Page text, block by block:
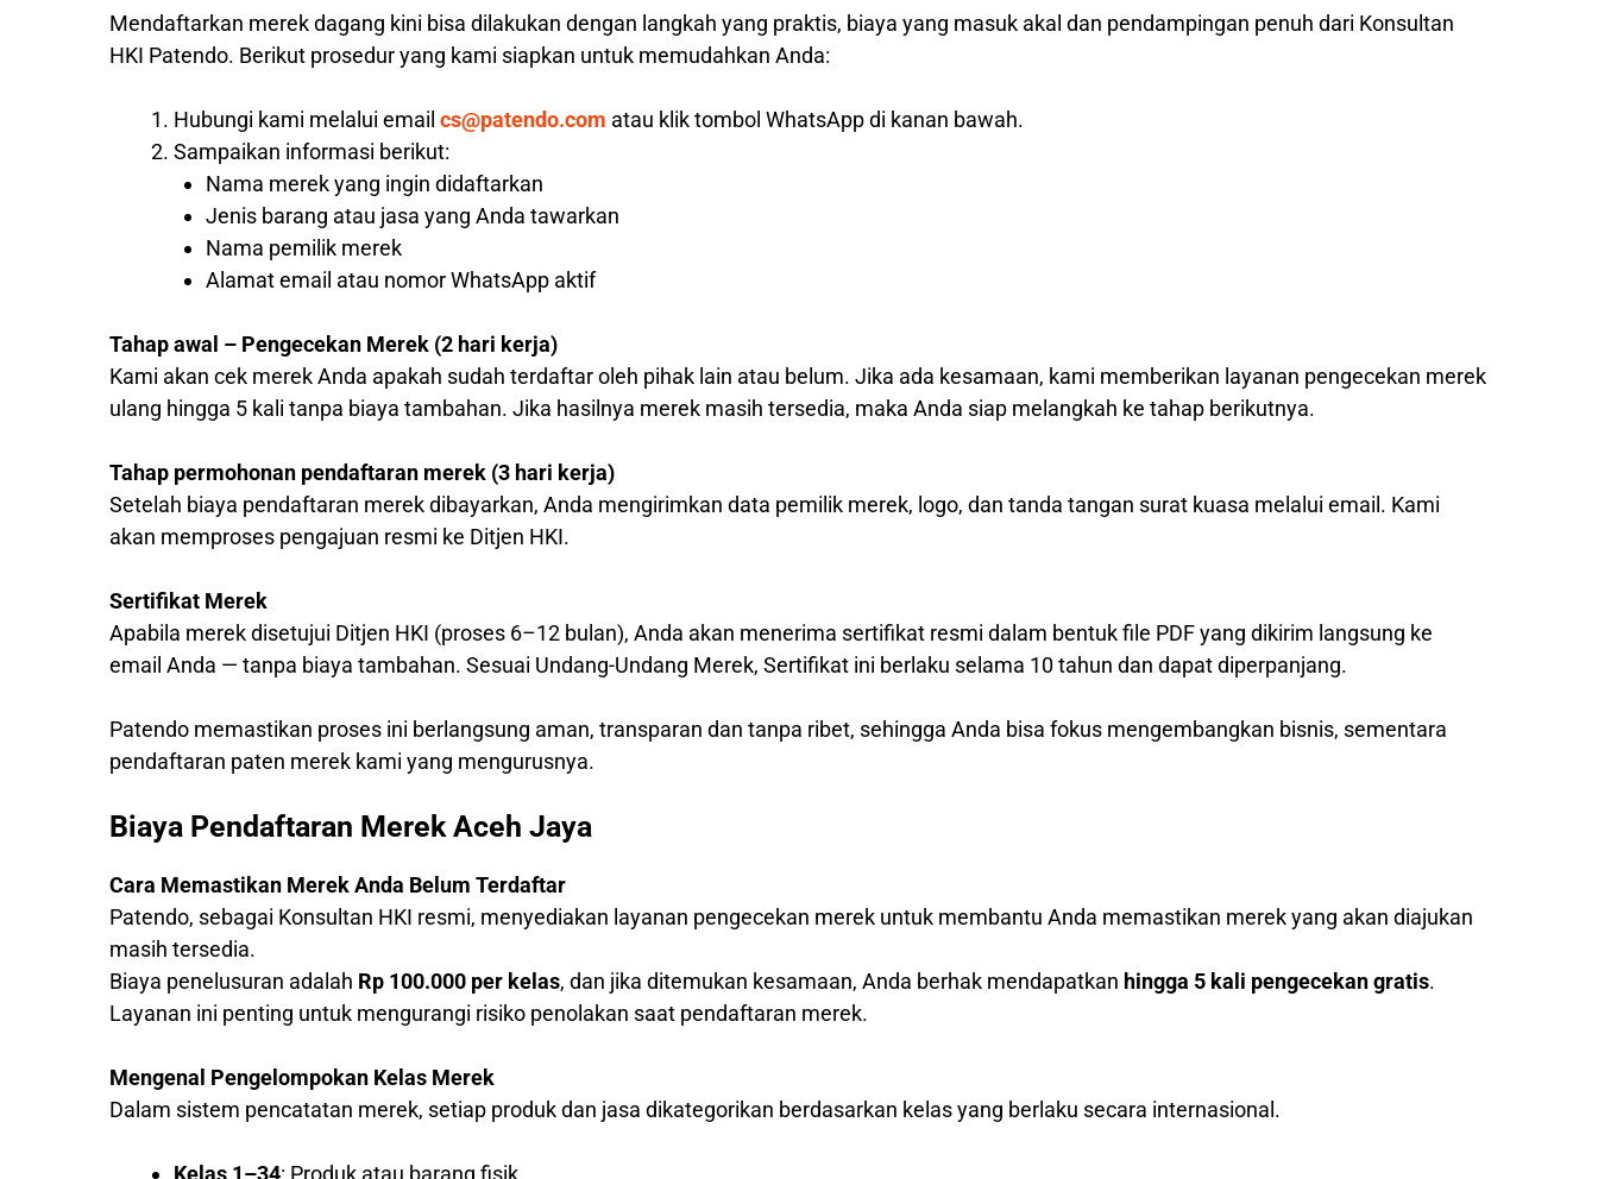
Mendaftarkan merek dagang kini bisa dilakukan dengan langkah yang praktis, biaya yang masuk akal dan pendampingan penuh dari Konsultan
HKI Patendo. Berikut prosedur yang kami siapkan untuk memudahkan Anda:
Hubungi kami melalui email cs@patendo.com atau klik tombol WhatsApp di kanan bawah.
Sampaikan informasi berikut:
Nama merek yang ingin didaftarkan
Jenis barang atau jasa yang Anda tawarkan
Nama pemilik merek
Alamat email atau nomor WhatsApp aktif
Tahap awal – Pengecekan Merek (2 hari kerja)
Kami akan cek merek Anda apakah sudah terdaftar oleh pihak lain atau belum. Jika ada kesamaan, kami memberikan layanan pengecekan merek
ulang hingga 5 kali tanpa biaya tambahan. Jika hasilnya merek masih tersedia, maka Anda siap melangkah ke tahap berikutnya.
Tahap permohonan pendaftaran merek (3 hari kerja)
Setelah biaya pendaftaran merek dibayarkan, Anda mengirimkan data pemilik merek, logo, dan tanda tangan surat kuasa melalui email. Kami
akan memproses pengajuan resmi ke Ditjen HKI.
Sertifikat Merek
Apabila merek disetujui Ditjen HKI (proses 6–12 bulan), Anda akan menerima sertifikat resmi dalam bentuk file PDF yang dikirim langsung ke
email Anda — tanpa biaya tambahan. Sesuai Undang-Undang Merek, Sertifikat ini berlaku selama 10 tahun dan dapat diperpanjang.
Patendo memastikan proses ini berlangsung aman, transparan dan tanpa ribet, sehingga Anda bisa fokus mengembangkan bisnis, sementara
pendaftaran paten merek kami yang mengurusnya.
Biaya Pendaftaran Merek Aceh Jaya
Cara Memastikan Merek Anda Belum Terdaftar
Patendo, sebagai Konsultan HKI resmi, menyediakan layanan pengecekan merek untuk membantu Anda memastikan merek yang akan diajukan
masih tersedia.
Biaya penelusuran adalah Rp 100.000 per kelas, dan jika ditemukan kesamaan, Anda berhak mendapatkan hingga 5 kali pengecekan gratis.
Layanan ini penting untuk mengurangi risiko penolakan saat pendaftaran merek.
Mengenal Pengelompokan Kelas Merek
Dalam sistem pencatatan merek, setiap produk dan jasa dikategorikan berdasarkan kelas yang berlaku secara internasional.
Kelas 1–34: Produk atau barang fisik